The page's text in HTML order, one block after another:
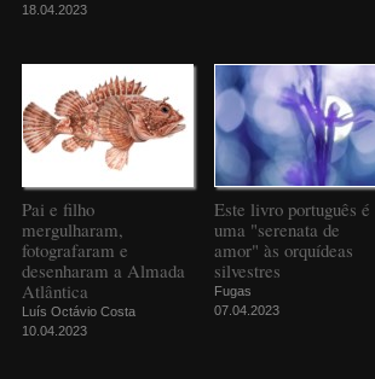
18.04.2023
Pai e filho
mergulharam,
fotografaram e
desenharam a Almada
Atlântica
Luís Octávio Costa
10.04.2023
Este livro português é
uma "serenata de
amor" às orquídeas
silvestres
Fugas
07.04.2023